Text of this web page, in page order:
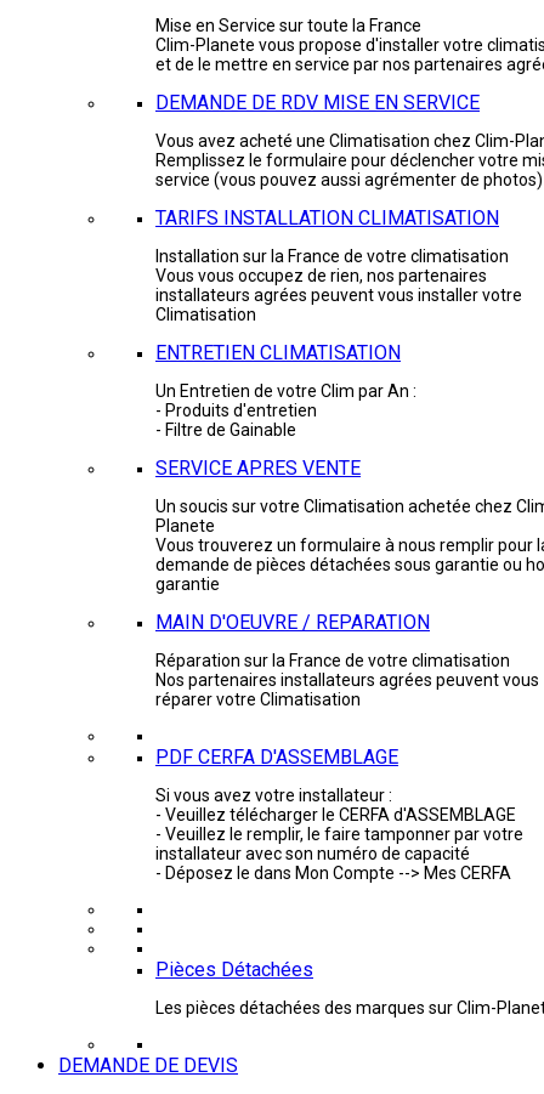
Mise en Service sur toute la France
Clim-Planete vous propose d'installer votre
et de le mettre en service par nos partenaires
DEMANDE DE RDV MISE EN SERVICE
Vous avez acheté une Climatisation chez Clim-
Remplissez le formulaire pour déclencher votre
service (vous pouvez aussi agrémenter de photos)
TARIFS INSTALLATION CLIMATISATION
Installation sur la France de votre climatisation
Vous vous occupez de rien, nos partenaires
installateurs agrées peuvent vous installer votre
Climatisation
ENTRETIEN CLIMATISATION
Un Entretien de votre Clim par An :
- Produits d'entretien
- Filtre de Gainable
SERVICE APRES VENTE
Un soucis sur votre Climatisation achetée chez
Planete
Vous trouverez un formulaire à nous remplir pour
demande de pièces détachées sous garantie ou
garantie
MAIN D'OEUVRE / REPARATION
Réparation sur la France de votre climatisation
Nos partenaires installateurs agrées peuvent vous
réparer votre Climatisation
PDF CERFA D'ASSEMBLAGE
Si vous avez votre installateur :
- Veuillez télécharger le CERFA d'ASSEMBLAGE
- Veuillez le remplir, le faire tamponner par votre
installateur avec son numéro de capacité
- Déposez le dans Mon Compte --> Mes CERFA
Pièces Détachées
Les pièces détachées des marques sur Clim-
DEMANDE DE DEVIS